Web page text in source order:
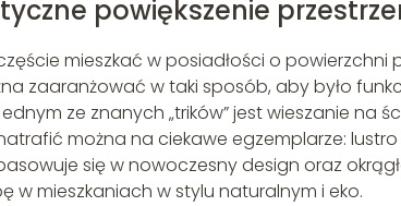
powiększenie
mieszkać w posiadłości o powierzchni
zaaranżować w taki sposób, aby było
ze znanych „trików” jest wieszanie na
można na ciekawe egzemplarze: lustro
się w nowoczesny design oraz
w mieszkaniach w stylu naturalnym i eko.